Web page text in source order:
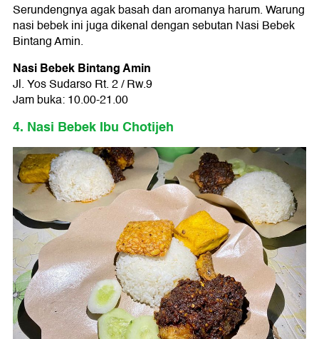
Serundengnya agak basah dan aromanya harum. Warung
nasi bebek ini juga dikenal dengan sebutan Nasi Bebek
Bintang Amin.
Nasi Bebek Bintang Amin
Jl. Yos Sudarso Rt. 2 / Rw.9
Jam buka: 10.00-21.00
4. Nasi Bebek Ibu Chotijeh